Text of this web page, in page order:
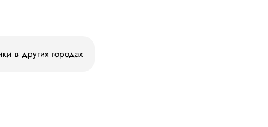
в других городах